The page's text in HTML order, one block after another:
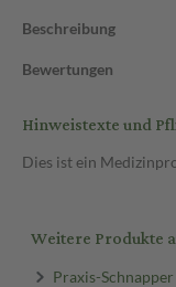
Beschreibung
Bewertungen
Hinweistexte und
Dies ist ein
Weitere Produkte
Praxis-Schnapper